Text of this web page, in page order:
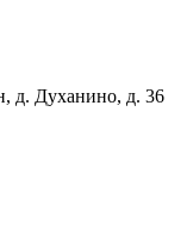
д. Духанино, д. 36